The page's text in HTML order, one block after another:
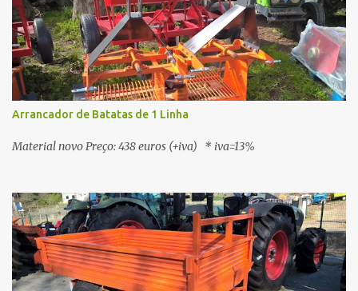
Arrancador de Batatas de 1 Linha
Material novo Preço: 438 euros (+iva) * iva=13%